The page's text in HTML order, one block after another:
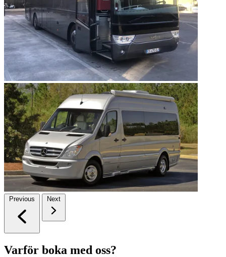
Previous Next
Varför boka med oss?